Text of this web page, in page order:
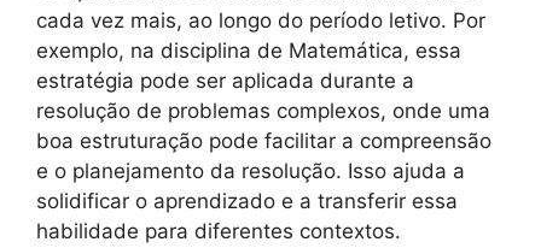
cada vez mais, ao longo do período letivo. Por
exemplo, na disciplina de Matemática, essa
estratégia pode ser aplicada durante a
resolução de problemas complexos, onde uma
boa estruturação pode facilitar a compreensão
e o planejamento da resolução. Isso ajuda a
solidificar o aprendizado e a transferir essa
habilidade para diferentes contextos.